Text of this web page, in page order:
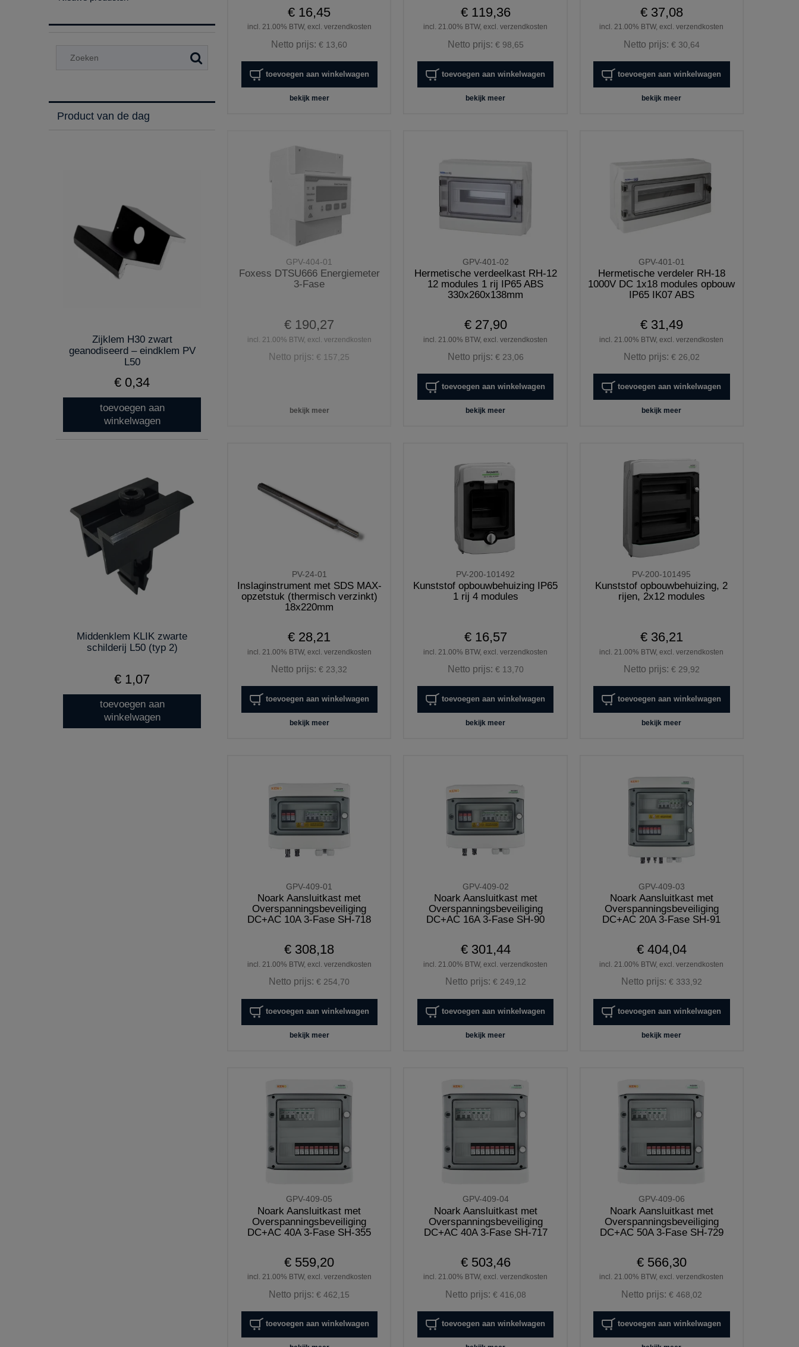
Product van de dag
Zijklem H30 zwart
geanodiseerd – eindklem PV
L50
€ 0,34
toevoegen aan
winkelwagen
Middenklem KLIK zwarte
schilderij L50 (typ 2)
€ 1,07
toevoegen aan
winkelwagen
€ 16,45
incl. 21.00% BTW, excl. verzendkosten
Netto prijs:€ 13,60
toevoegen aan winkelwagen
bekijk meer
€ 119,36
incl. 21.00% BTW, excl. verzendkosten
Netto prijs: € 98,65
toevoegen aan winkelwagen
bekijk meer
€ 37,08
incl. 21.00% BTW, excl. verzendkosten
Netto prijs: € 30,64
toevoegen aan winkelwagen
bekijk meer
GPV-404-01
Foxess DTSU666 Energiemeter
3-Fase
€ 190,27
incl. 21.00% BTW, excl. verzendkosten
Netto prijs:€ 157,25
bekijk meer
GPV-401-02
Hermetische verdeelkast RH-12
12 modules 1 rij IP65 ABS
330x260x138mm
€ 27,90
incl. 21.00% BTW, excl. verzendkosten
Netto prijs: € 23,06
toevoegen aan winkelwagen
bekijk meer
GPV-401-01
Hermetische verdeler RH-18
1000V DC 1x18 modules opbouw
IP65 IK07 ABS
€ 31,49
incl. 21.00% BTW, excl. verzendkosten
Netto prijs: € 26,02
toevoegen aan winkelwagen
bekijk meer
PV-24-01
Inslaginstrument met SDS MAX-
opzetstuk (thermisch verzinkt)
18x220mm
€ 28,21
incl. 21.00% BTW, excl. verzendkosten
Netto prijs:€ 23,32
toevoegen aan winkelwagen
bekijk meer
PV-200-101492
Kunststof opbouwbehuizing IP65
1 rij 4 modules
€ 16,57
incl. 21.00% BTW, excl. verzendkosten
Netto prijs: € 13,70
toevoegen aan winkelwagen
bekijk meer
PV-200-101495
Kunststof opbouwbehuizing, 2
rijen, 2x12 modules
€ 36,21
incl. 21.00% BTW, excl. verzendkosten
Netto prijs: € 29,92
toevoegen aan winkelwagen
bekijk meer
GPV-409-01
Noark Aansluitkast met
Overspanningsbeveiliging
DC+AC 10A 3-Fase SH-718
€ 308,18
incl. 21.00% BTW, excl. verzendkosten
Netto prijs:€ 254,70
toevoegen aan winkelwagen
bekijk meer
GPV-409-02
Noark Aansluitkast met
Overspanningsbeveiliging
DC+AC 16A 3-Fase SH-90
€ 301,44
incl. 21.00% BTW, excl. verzendkosten
Netto prijs: € 249,12
toevoegen aan winkelwagen
bekijk meer
GPV-409-03
Noark Aansluitkast met
Overspanningsbeveiliging
DC+AC 20A 3-Fase SH-91
€ 404,04
incl. 21.00% BTW, excl. verzendkosten
Netto prijs: € 333,92
toevoegen aan winkelwagen
bekijk meer
GPV-409-05
Noark Aansluitkast met
Overspanningsbeveiliging
DC+AC 40A 3-Fase SH-355
€ 559,20
incl. 21.00% BTW, excl. verzendkosten
Netto prijs:€ 462,15
toevoegen aan winkelwagen
GPV-409-04
Noark Aansluitkast met
Overspanningsbeveiliging
DC+AC 40A 3-Fase SH-717
€ 503,46
incl. 21.00% BTW, excl. verzendkosten
Netto prijs: € 416,08
toevoegen aan winkelwagen
GPV-409-06
Noark Aansluitkast met
Overspanningsbeveiliging
DC+AC 50A 3-Fase SH-729
€ 566,30
incl. 21.00% BTW, excl. verzendkosten
Netto prijs: € 468,02
toevoegen aan winkelwagen